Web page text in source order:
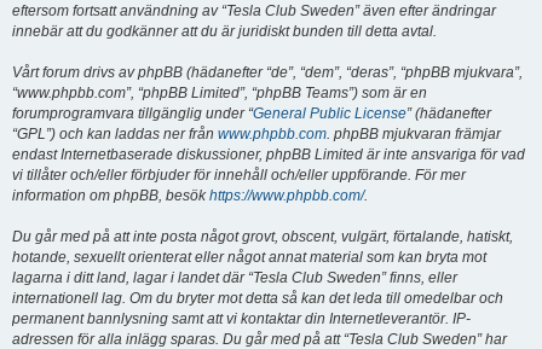
eftersom fortsatt användning av “Tesla Club Sweden” även efter ändringar
innebär att du godkänner att du är juridiskt bunden till detta avtal.
Vårt forum drivs av phpBB (hädanefter “de”, “dem”, “deras”, “phpBB mjukvara”,
“www.phpbb.com”, “phpBB Limited”, “phpBB Teams”) som är en
forumprogramvara tillgänglig under “General Public License” (hädanefter
“GPL”) och kan laddas ner från www.phpbb.com. phpBB mjukvaran främjar
endast Internetbaserade diskussioner, phpBB Limited är inte ansvariga för vad
vi tillåter och/eller förbjuder för innehåll och/eller uppförande. För mer
information om phpBB, besökhttps://www.phpbb.com/.
Du går med på att inte posta något grovt, obscent, vulgärt, förtalande, hatiskt,
hotande, sexuellt orienterat eller något annat material som kan bryta mot
lagarna i ditt land, lagar i landet där “Tesla Club Sweden” finns, eller
internationell lag. Om du bryter mot detta så kan det leda till omedelbar och
permanent bannlysning samt att vi kontaktar din Internetleverantör. IP-
adressen för alla inlägg sparas. Du går med på att “Tesla Club Sweden” har